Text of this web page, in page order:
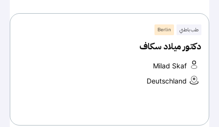
طب باطني Berlin
دكتور ميلاد سكاف
Milad Skaf
Deutschland